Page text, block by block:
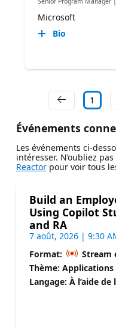
Microsoft
Bio
1
Événements
Les événements ci-
intéresser. N’oubliez
Reactorpour voir tous
Build an
Using Copilot
and RA
7 août, 2026 | 9:30
Format:
Stream
Thème: Applications
Langage: À l’aide